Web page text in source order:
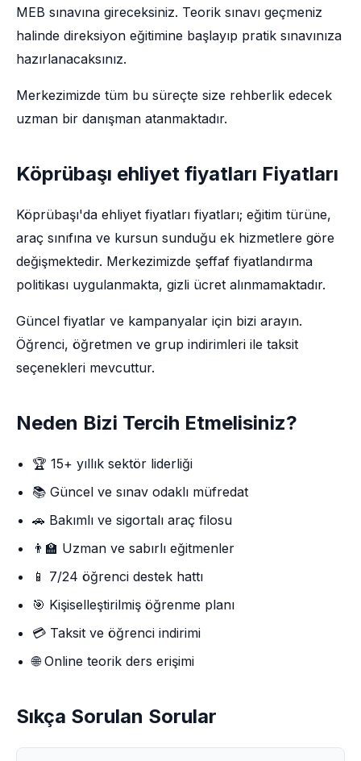
MEB sınavına gireceksiniz. Teorik sınavı geçmeniz
halinde direksiyon eğitimine başlayıp pratik sınavınıza
hazırlanacaksınız.
Merkezimizde tüm bu süreçte size rehberlik edecek
uzman bir danışman atanmaktadır.
Köprübaşı ehliyet fiyatları Fiyatları
Köprübaşı'da ehliyet fiyatları fiyatları; eğitim türüne,
araç sınıfına ve kursun sunduğu ek hizmetlere göre
değişmektedir. Merkezimizde şeffaf fiyatlandırma
politikası uygulanmakta, gizli ücret alınmamaktadır.
Güncel fiyatlar ve kampanyalar için bizi arayın.
Öğrenci, öğretmen ve grup indirimleri ile taksit
seçenekleri mevcuttur.
Neden Bizi Tercih Etmelisiniz?
🏆 15+ yıllık sektör liderliği
📚 Güncel ve sınav odaklı müfredat
🚗 Bakımlı ve sigortalı araç filosu
👨‍🏫 Uzman ve sabırlı eğitmenler
📱 7/24 öğrenci destek hattı
🎯 Kişiselleştirilmiş öğrenme planı
💳 Taksit ve öğrenci indirimi
🌐 Online teorik ders erişimi
Sıkça Sorulan Sorular